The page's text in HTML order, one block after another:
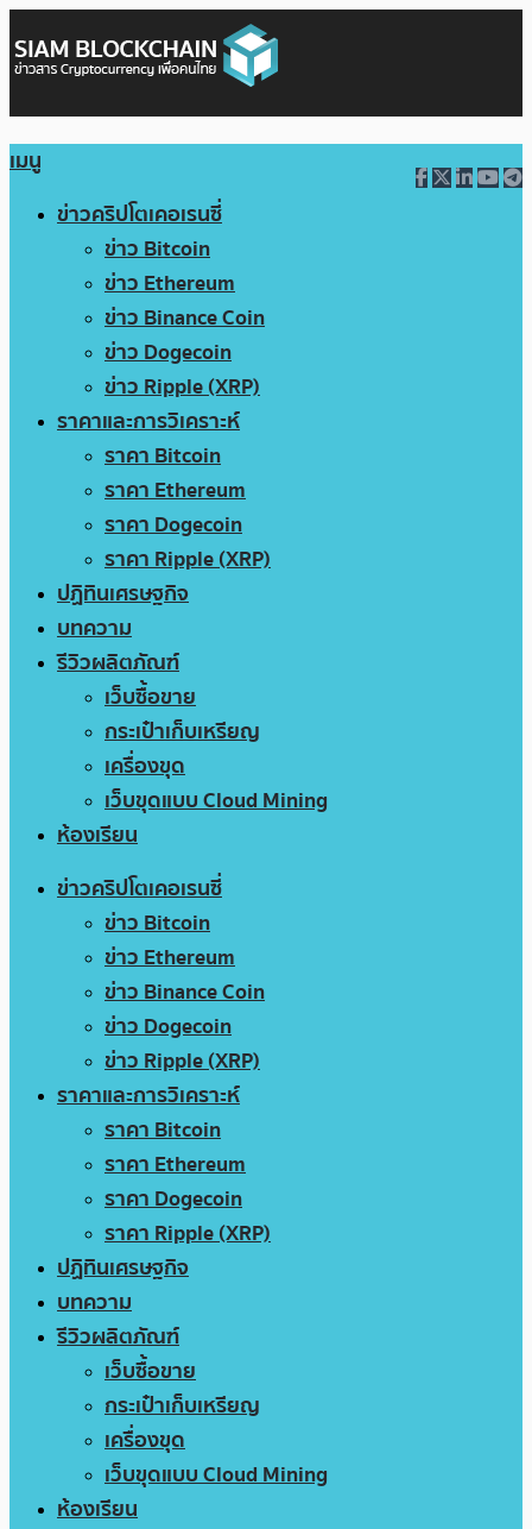
เมนู
ข่าวคริปโตเคอเรนซี่
ข่าว Bitcoin
ข่าว Ethereum
ข่าว Binance Coin
ข่าว Dogecoin
ข่าว Ripple (XRP)
ราคาและการวิเคราะห์
ราคา Bitcoin
ราคา Ethereum
ราคา Dogecoin
ราคา Ripple (XRP)
ปฏิทินเศรษฐกิจ
บทความ
รีวิวผลิตภัณฑ์
เว็บซื้อขาย
กระเป๋าเก็บเหรียญ
เครื่องขุด
เว็บขุดแบบ Cloud Mining
ห้องเรียน
ข่าวคริปโตเคอเรนซี่
ข่าว Bitcoin
ข่าว Ethereum
ข่าว Binance Coin
ข่าว Dogecoin
ข่าว Ripple (XRP)
ราคาและการวิเคราะห์
ราคา Bitcoin
ราคา Ethereum
ราคา Dogecoin
ราคา Ripple (XRP)
ปฏิทินเศรษฐกิจ
บทความ
รีวิวผลิตภัณฑ์
เว็บซื้อขาย
กระเป๋าเก็บเหรียญ
เครื่องขุด
เว็บขุดแบบ Cloud Mining
ห้องเรียน